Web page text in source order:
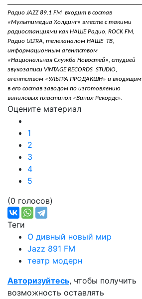
Радио JAZZ 89.1 FM входит в состав
«Мультимедиа Холдинг» вместе с такими
радиостанциями как НАШЕ Радио, ROCK FM,
Радио ULTRA, телеканалом НАШЕ ТВ,
информационным агентством
«Национальная Служба Новостей», студией
звукозаписи VINTAGE RECORDS STUDIO,
агентством «УЛЬТРА ПРОДАКШН» и входящим
в его состав заводом по изготовлению
виниловых пластинок «Винил Рекордс».
Оцените материал
1
2
3
4
5
(0 голосов)
Теги
О дивный новый мир
Jazz 891 FM
театр модерн
Авторизуйтесь, чтобы получить
возможность оставлять